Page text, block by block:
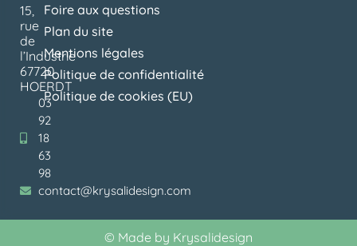
15,
rue
de
l’Industrie
67720
HOERDT
03
92
18
63
98
contact@krysalidesign.com
Foire aux questions
Plan du site
Mentions légales
Politique de confidentialité
Politique de cookies (EU)
© Made by Krysalidesign